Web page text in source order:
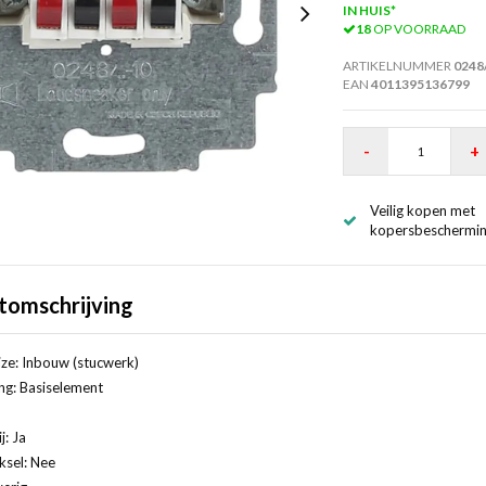
IN HUIS*
18OP VOORRAAD
ARTIKELNUMMER
EAN 4011395136799
- +
Veilig kopen met
Inbouw (stucwerk)
Basiselement
Ja
Nee